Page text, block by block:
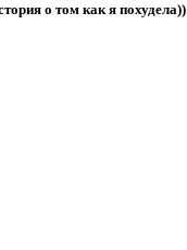
о том как я похудела))